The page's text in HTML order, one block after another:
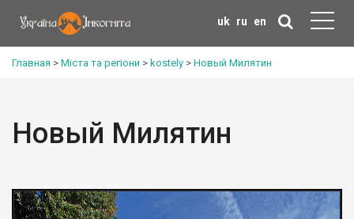
uk ru en
Главная > Міста та регіони > kostely > Новый Милятин
Новый Милятин